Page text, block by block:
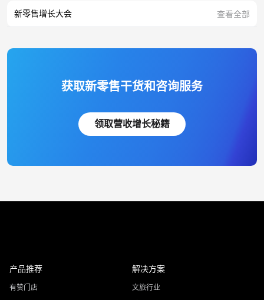
新零售增长大会 查看全部
获取新零售干货和咨询服务
领取营收增长秘籍
产品推荐
有赞门店
解决方案
文旅行业